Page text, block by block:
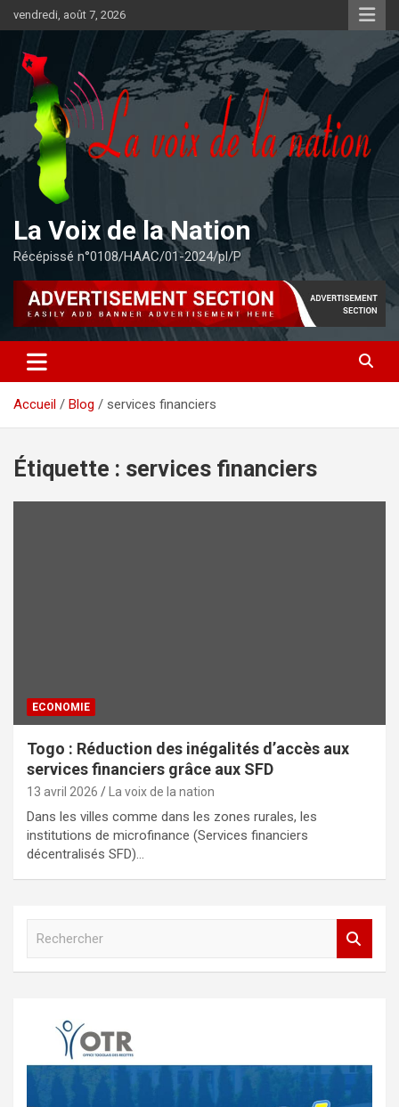
au
contenu
vendredi, août 7, 2026
La Voix de la Nation
Récépissé n°0108/HAAC/01-2024/pl/P
Accueil Blog services financiers
Étiquette : services financiers
ECONOMIE
Togo : Réduction des inégalités d’accès aux
services financiers grâce aux SFD
13 avril 2026 La voix de la nation
Dans les villes comme dans les zones rurales, les
institutions de microfinance (Services financiers
décentralisés SFD)…